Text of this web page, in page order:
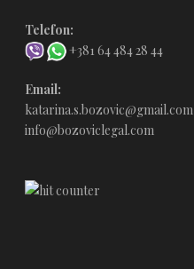
Telefon:
+381 64 484 28 44
Email:
katarina.s.bozovic@gmail.com
info@bozoviclegal.com